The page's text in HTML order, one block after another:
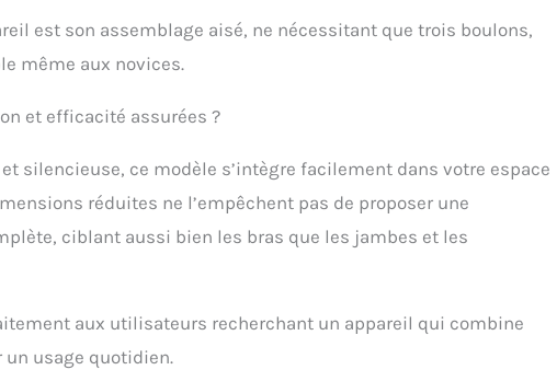
est son assemblage aisé, ne nécessitant que trois boulons,
même aux novices.
et efficacité assurées ?
silencieuse, ce modèle s’intègre facilement dans votre espace
réduites ne l’empêchent pas de proposer une
ciblant aussi bien les bras que les jambes et les
aux utilisateurs recherchant un appareil qui combine
usage quotidien.